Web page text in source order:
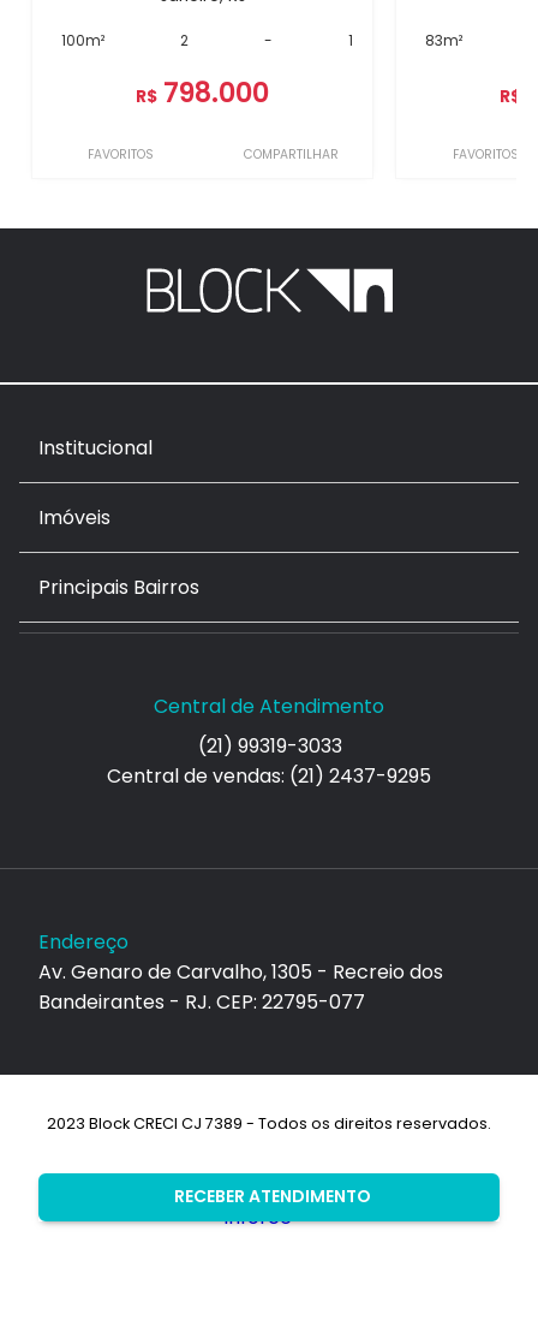
RECEBER ATENDIMENTO
100m² 2 - 1
R$ 798.000
FAVORITOS COMPARTILHAR
83m²
R$
FAVORITOS
Institucional
Imóveis
Principais Bairros
Central de Atendimento
(21) 99319-3033
Central de vendas: (21) 2437-9295
Endereço
Av. Genaro de Carvalho, 1305 - Recreio dos
Bandeirantes - RJ. CEP: 22795-077
2023 Block CRECI CJ 7389 - Todos os direitos reservados.